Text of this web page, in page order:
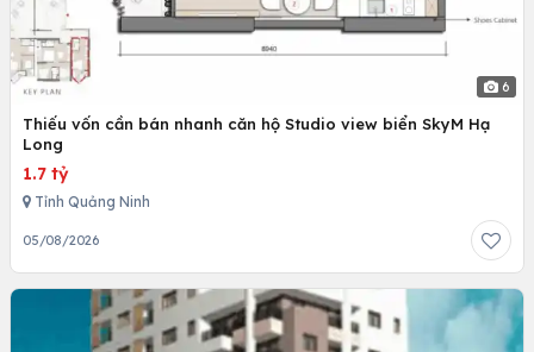
6
Thiếu vốn cần bán nhanh căn hộ Studio view biển SkyM Hạ
Long
1.7 tỷ
Tỉnh Quảng Ninh
05/08/2026